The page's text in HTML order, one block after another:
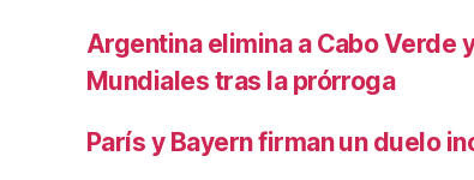
Argentina elimina a Cabo Verde
Mundiales tras la prórroga
París y Bayern firman un duelo